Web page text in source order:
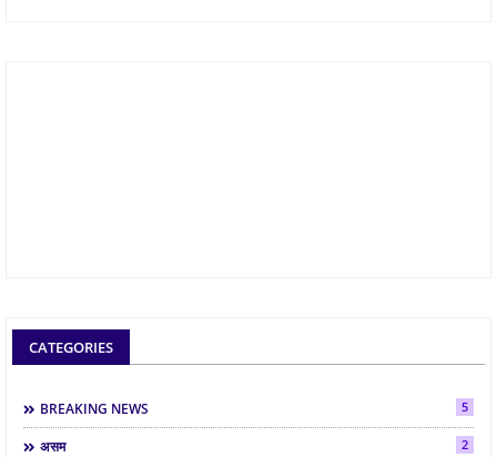
CATEGORIES
BREAKING NEWS 5
असम 2